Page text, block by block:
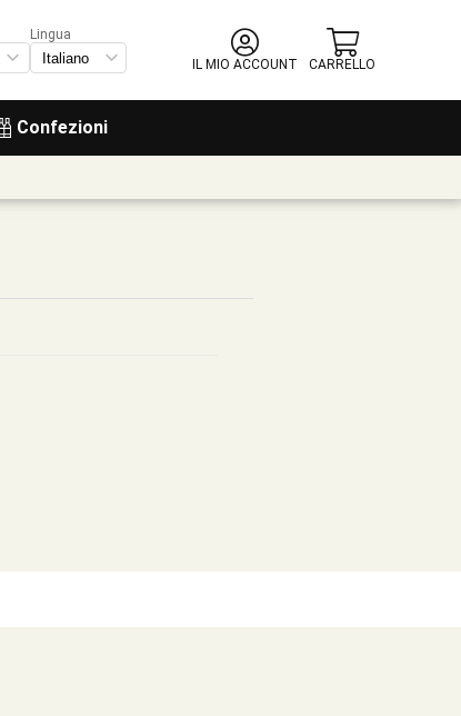
Confezioni
Lingua
IL MIO ACCOUNT
CARRELLO